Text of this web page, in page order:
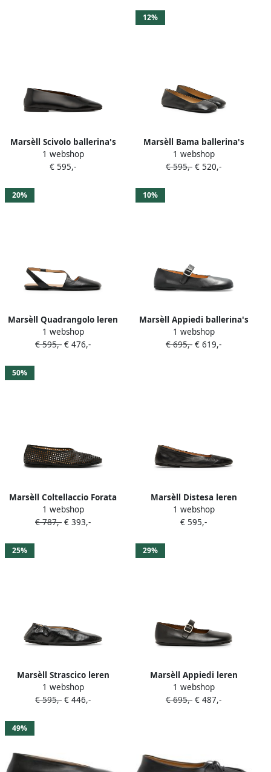
Marsèll Scivolo ballerina's
Zwart
1 webshop
€ 595,-
12%
Marsèll Bama ballerina's
met vierkante neus Zwart
1 webshop
€ 595,- € 520,-
20%
Marsèll Quadrangolo leren
ballerina's Zwart
1 webshop
€ 595,- € 476,-
10%
Marsèll Appiedi ballerina's
Zwart
1 webshop
€ 695,- € 619,-
50%
Marsèll Coltellaccio Forata
ballerina's met
geperforeerde details Zwart
1 webshop
€ 787,- € 393,-
Marsèll Distesa leren
ballerina's Zwart
1 webshop
€ 595,-
25%
Marsèll Strascico leren
ballerina's Zwart
1 webshop
€ 595,- € 446,-
29%
Marsèll Appiedi leren
ballerina's Zwart
1 webshop
€ 695,- € 487,-
49%